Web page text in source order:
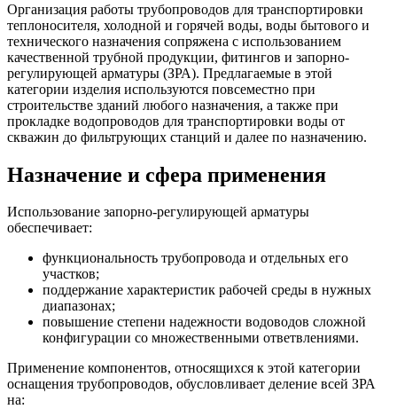
Организация работы трубопроводов для транспортировки
теплоносителя, холодной и горячей воды, воды бытового и
технического назначения сопряжена с использованием
качественной трубной продукции, фитингов и запорно-
регулирующей арматуры (ЗРА). Предлагаемые в этой
категории изделия используются повсеместно при
строительстве зданий любого назначения, а также при
прокладке водопроводов для транспортировки воды от
скважин до фильтрующих станций и далее по назначению.
Назначение и сфера применения
Использование запорно-регулирующей арматуры
обеспечивает:
функциональность трубопровода и отдельных его
участков;
поддержание характеристик рабочей среды в нужных
диапазонах;
повышение степени надежности водоводов сложной
конфигурации со множественными ответвлениями.
Применение компонентов, относящихся к этой категории
оснащения трубопроводов, обусловливает деление всей ЗРА
на: